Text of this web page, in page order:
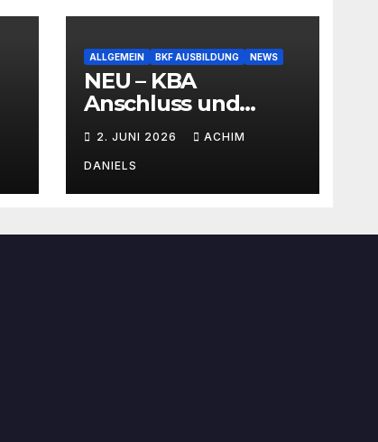
ALLGEMEIN BKF AUSBILDUNG NEWS
NEU – KBA
Anschluss und
AKTIONSPREISE!!!
Bis zu 50% RABATT
2. JUNI 2026 ACHIM
DANIELS